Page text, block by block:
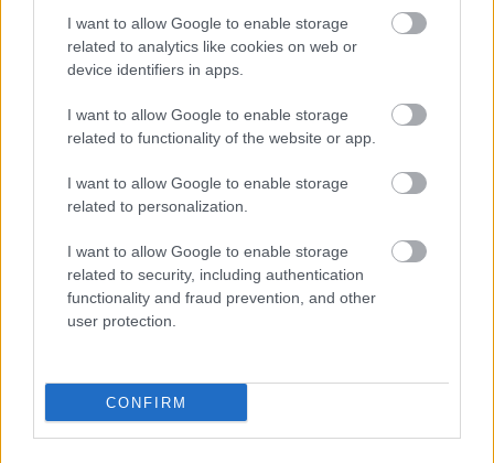
I want to allow Google to enable storage
related to analytics like cookies on web or
device identifiers in apps.
I want to allow Google to enable storage
related to functionality of the website or app.
I want to allow Google to enable storage
related to personalization.
I want to allow Google to enable storage
related to security, including authentication
functionality and fraud prevention, and other
user protection.
CONFIRM
állatok
képeit vetítették a New York-iEmpire State Building oldalára.
tovább
Sokkoló látvány: vérvörössé változott a tó
vize